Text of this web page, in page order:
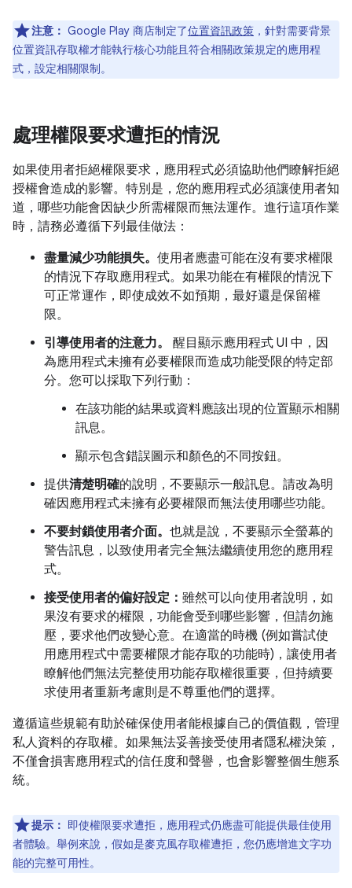
注意： Google Play 商店制定了位置資訊政策 ，針對需要背景
位置資訊存取權才能執行核心功能且符合相關政策規定的應用程
式，設定相關限制。
處理權限要求遭拒的情況
如果使用者拒絕權限要求，應用程式必須協助他們瞭解拒絕
授權會造成的影響。特別是，您的應用程式必須讓使用者知
道，哪些功能會因缺少所需權限而無法運作。進行這項作業
時，請務必遵循下列最佳做法：
盡量減少功能損失。 使用者應盡可能在沒有要求權限
的情況下存取應用程式。如果功能在有權限的情況下
可正常運作，即使成效不如預期，最好還是保留權
限。
引導使用者的注意力。
醒目顯示應用程式 UI 中，因
為應用程式未擁有必要權限而造成功能受限的特定部
分。您可以採取下列行動：
在該功能的結果或資料應該出現的位置顯示相關
訊息。
顯示包含錯誤圖示和顏色的不同按鈕。
提供清楚明確的說明，不要顯示一般訊息。請改為明
確因應用程式未擁有必要權限而無法使用哪些功能。
不要封鎖使用者介面。 也就是說，不要顯示全螢幕的
警告訊息，以致使用者完全無法繼續使用您的應用程
式。
接受使用者的偏好設定： 雖然可以向使用者說明，如
果沒有要求的權限，功能會受到哪些影響，但請勿施
壓，要求他們改變心意。在適當的時機 (例如嘗試使
用應用程式中需要權限才能存取的功能時)，讓使用者
瞭解他們無法完整使用功能存取權很重要，但持續要
求使用者重新考慮則是不尊重他們的選擇。
遵循這些規範有助於確保使用者能根據自己的價值觀，管理
私人資料的存取權。如果無法妥善接受使用者隱私權決策，
不僅會損害應用程式的信任度和聲譽，也會影響整個生態系
統。
提示： 即使權限要求遭拒，應用程式仍應盡可能提供最佳使用
者體驗。舉例來說，假如是麥克風存取權遭拒，您仍應增進文字功
能的完整可用性。